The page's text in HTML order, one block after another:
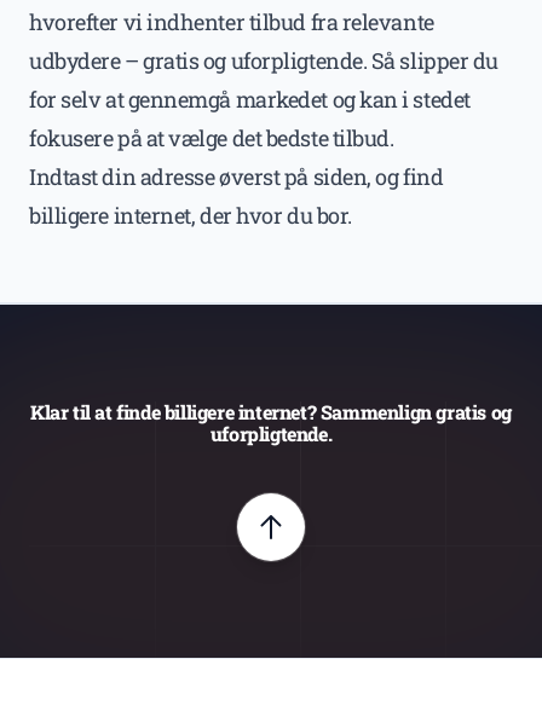
hvorefter vi indhenter tilbud fra relevante
udbydere – gratis og uforpligtende. Så slipper du
for selv at gennemgå markedet og kan i stedet
fokusere på at vælge det bedste tilbud.
Indtast din adresse øverst på siden, og find
billigere internet, der hvor du bor.
Klar til at finde billigere internet? Sammenlign gratis og
uforpligtende.